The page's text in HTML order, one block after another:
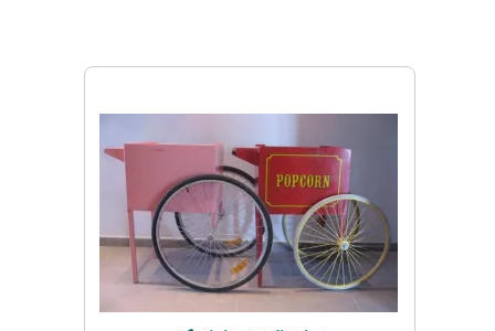
TÉLÉCHARGEZ NOTRE CATALOGUE